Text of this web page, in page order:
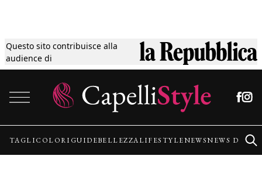
Questo sito contribuisce alla
audience di
Tagli
Colori
Guide
TAGLICOLORI GUIDEBELLEZZALIFESTYLENEWSNEWS